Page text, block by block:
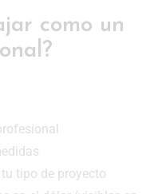
como un
tipo de proyecto